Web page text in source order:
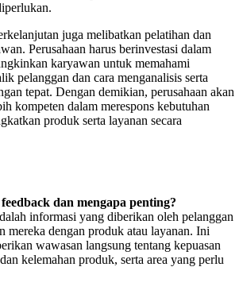
juga melibatkan pelatihan dan
Perusahaan harus berinvestasi dalam
karyawan untuk memahami
pelanggan dan cara menganalisis serta
tepat. Dengan demikian, perusahaan akan
kompeten dalam merespons kebutuhan
produk serta layanan secara
dan mengapa penting?
informasi yang diberikan oleh pelanggan
mereka dengan produk atau layanan. Ini
wawasan langsung tentang kepuasan
kelemahan produk, serta area yang perlu